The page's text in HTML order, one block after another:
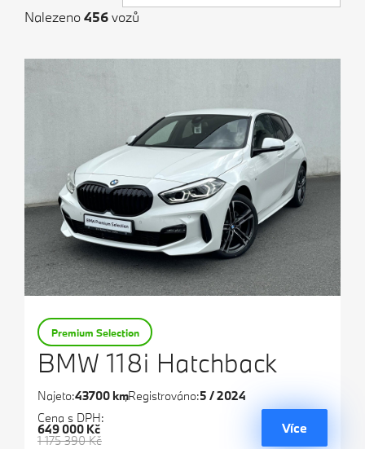
BMW Premium Selection
Nalezeno456vozů
BMW 118i Hatchback
Premium Selection
Najeto:43700 kmRegistrováno:5 / 2024
Cena s DPH:
1 175 390 Kč
649 000 Kč Více